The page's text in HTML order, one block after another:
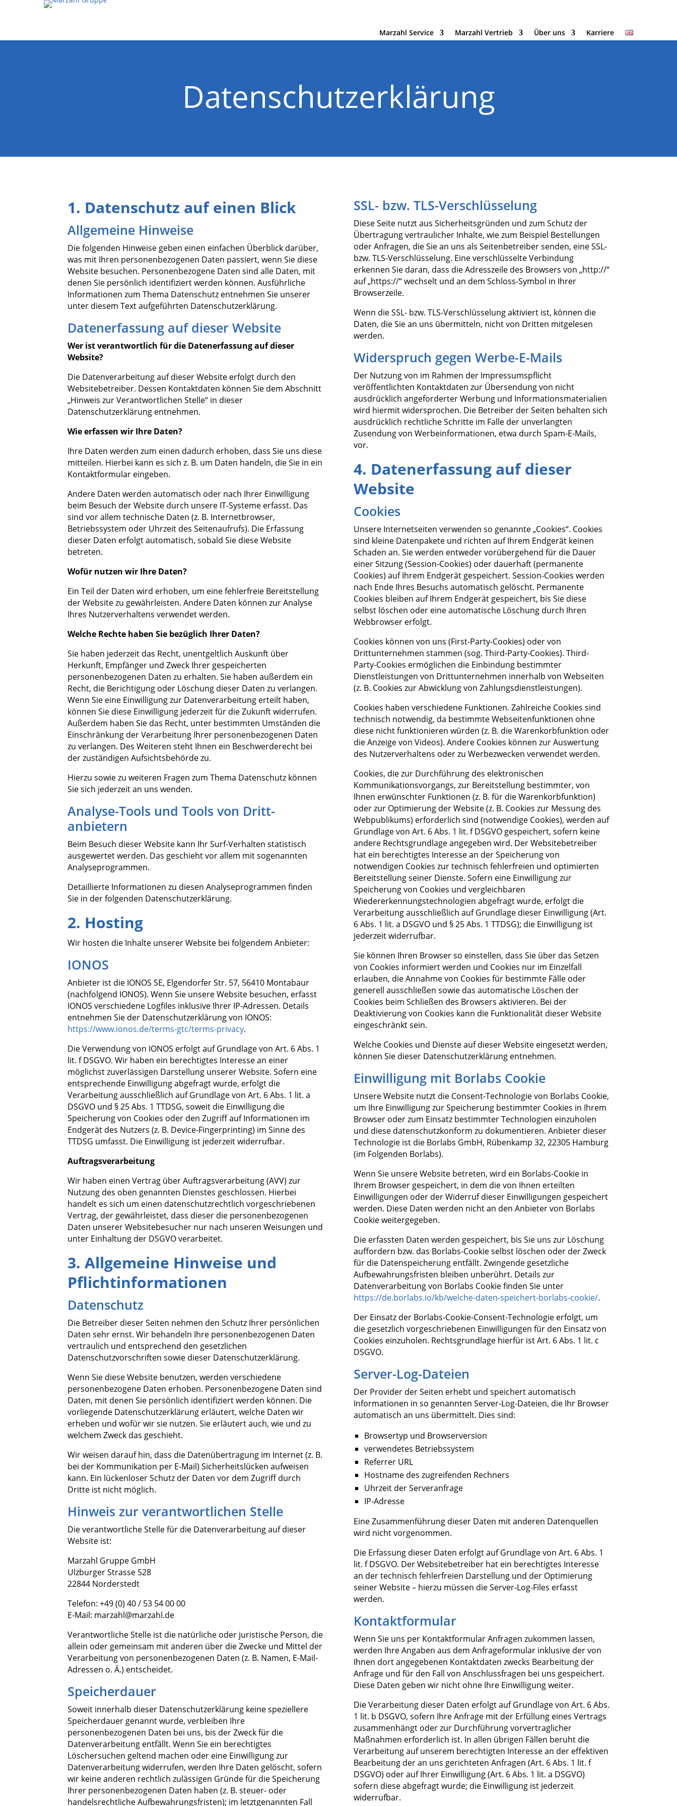
Marzahl Service Marzahl Vertrieb Über uns Karriere
Datenschutzerklärung
1. Datenschutz auf einen Blick
Allgemeine Hinweise
Die folgenden Hinweise geben einen einfachen Überblick darüber,
was mit Ihren personenbezogenen Daten passiert, wenn Sie diese
Website besuchen. Personenbezogene Daten sind alle Daten, mit
denen Sie persönlich identifiziert werden können. Ausführliche
Informationen zum Thema Datenschutz entnehmen Sie unserer
unter diesem Text aufgeführten Datenschutzerklärung.
Datenerfassung auf dieser Website
Wer ist verantwortlich für die Datenerfassung auf dieser
Website?
Die Datenverarbeitung auf dieser Website erfolgt durch den
Websitebetreiber. Dessen Kontaktdaten können Sie dem Abschnitt
„Hinweis zur Verantwortlichen Stelle“ in dieser
Datenschutzerklärung entnehmen.
Wie erfassen wir Ihre Daten?
Ihre Daten werden zum einen dadurch erhoben, dass Sie uns diese
mitteilen. Hierbei kann es sich z. B. um Daten handeln, die Sie in ein
Kontaktformular eingeben.
Andere Daten werden automatisch oder nach Ihrer Einwilligung
beim Besuch der Website durch unsere IT-Systeme erfasst. Das
sind vor allem technische Daten (z. B. Internetbrowser,
Betriebssystem oder Uhrzeit des Seitenaufrufs). Die Erfassung
dieser Daten erfolgt automatisch, sobald Sie diese Website
betreten.
Wofür nutzen wir Ihre Daten?
Ein Teil der Daten wird erhoben, um eine fehlerfreie Bereitstellung
der Website zu gewährleisten. Andere Daten können zur Analyse
Ihres Nutzerverhaltens verwendet werden.
Welche Rechte haben Sie bezüglich Ihrer Daten?
Sie haben jederzeit das Recht, unentgeltlich Auskunft über
Herkunft, Empfänger und Zweck Ihrer gespeicherten
personenbezogenen Daten zu erhalten. Sie haben außerdem ein
Recht, die Berichtigung oder Löschung dieser Daten zu verlangen.
Wenn Sie eine Einwilligung zur Datenverarbeitung erteilt haben,
können Sie diese Einwilligung jederzeit für die Zukunft widerrufen.
Außerdem haben Sie das Recht, unter bestimmten Umständen die
Einschränkung der Verarbeitung Ihrer personenbezogenen Daten
zu verlangen. Des Weiteren steht Ihnen ein Beschwerderecht bei
der zuständigen Aufsichtsbehörde zu.
Hierzu sowie zu weiteren Fragen zum Thema Datenschutz können
Sie sich jederzeit an uns wenden.
Analyse-Tools und Tools von Dritt­
anbietern
Beim Besuch dieser Website kann Ihr Surf-Verhalten statistisch
ausgewertet werden. Das geschieht vor allem mit sogenannten
Analyseprogrammen.
Detaillierte Informationen zu diesen Analyseprogrammen finden
Sie in der folgenden Datenschutzerklärung.
2. Hosting
Wir hosten die Inhalte unserer Website bei folgendem Anbieter:
IONOS
Anbieter ist die IONOS SE, Elgendorfer Str. 57, 56410 Montabaur
(nachfolgend IONOS). Wenn Sie unsere Website besuchen, erfasst
IONOS verschiedene Logfiles inklusive Ihrer IP-Adressen. Details
entnehmen Sie der Datenschutzerklärung von IONOS:
https://www.ionos.de/terms-gtc/terms-privacy.
Die Verwendung von IONOS erfolgt auf Grundlage von Art. 6 Abs. 1
lit. f DSGVO. Wir haben ein berechtigtes Interesse an einer
möglichst zuverlässigen Darstellung unserer Website. Sofern eine
entsprechende Einwilligung abgefragt wurde, erfolgt die
Verarbeitung ausschließlich auf Grundlage von Art. 6 Abs. 1 lit. a
DSGVO und § 25 Abs. 1 TTDSG, soweit die Einwilligung die
Speicherung von Cookies oder den Zugriff auf Informationen im
Endgerät des Nutzers (z. B. Device-Fingerprinting) im Sinne des
TTDSG umfasst. Die Einwilligung ist jederzeit widerrufbar.
Auftragsverarbeitung
Wir haben einen Vertrag über Auftragsverarbeitung (AVV) zur
Nutzung des oben genannten Dienstes geschlossen. Hierbei
handelt es sich um einen datenschutzrechtlich vorgeschriebenen
Vertrag, der gewährleistet, dass dieser die personenbezogenen
Daten unserer Websitebesucher nur nach unseren Weisungen und
unter Einhaltung der DSGVO verarbeitet.
3. Allgemeine Hinweise und
Pflicht­informationen
Datenschutz
Die Betreiber dieser Seiten nehmen den Schutz Ihrer persönlichen
Daten sehr ernst. Wir behandeln Ihre personenbezogenen Daten
vertraulich und entsprechend den gesetzlichen
Datenschutzvorschriften sowie dieser Datenschutzerklärung.
Wenn Sie diese Website benutzen, werden verschiedene
personenbezogene Daten erhoben. Personenbezogene Daten sind
Daten, mit denen Sie persönlich identifiziert werden können. Die
vorliegende Datenschutzerklärung erläutert, welche Daten wir
erheben und wofür wir sie nutzen. Sie erläutert auch, wie und zu
welchem Zweck das geschieht.
Wir weisen darauf hin, dass die Datenübertragung im Internet (z. B.
bei der Kommunikation per E-Mail) Sicherheitslücken aufweisen
kann. Ein lückenloser Schutz der Daten vor dem Zugriff durch
Dritte ist nicht möglich.
Hinweis zur verantwortlichen Stelle
Die verantwortliche Stelle für die Datenverarbeitung auf dieser
Website ist:
Marzahl Gruppe GmbH
Ulzburger Strasse 528
22844 Norderstedt
Telefon: +49 (0) 40 / 53 54 00 00
E-Mail: marzahl@marzahl.de
Verantwortliche Stelle ist die natürliche oder juristische Person, die
allein oder gemeinsam mit anderen über die Zwecke und Mittel der
Verarbeitung von personenbezogenen Daten (z. B. Namen, E-Mail-
Adressen o. Ä.) entscheidet.
Speicherdauer
Soweit innerhalb dieser Datenschutzerklärung keine speziellere
Speicherdauer genannt wurde, verbleiben Ihre
personenbezogenen Daten bei uns, bis der Zweck für die
Datenverarbeitung entfällt. Wenn Sie ein berechtigtes
Löschersuchen geltend machen oder eine Einwilligung zur
Datenverarbeitung widerrufen, werden Ihre Daten gelöscht, sofern
wir keine anderen rechtlich zulässigen Gründe für die Speicherung
Ihrer personenbezogenen Daten haben (z. B. steuer- oder
handelsrechtliche Aufbewahrungsfristen); im letztgenannten Fall
SSL- bzw. TLS-Verschlüsselung
Diese Seite nutzt aus Sicherheitsgründen und zum Schutz der
Übertragung vertraulicher Inhalte, wie zum Beispiel Bestellungen
oder Anfragen, die Sie an uns als Seitenbetreiber senden, eine SSL-
bzw. TLS-Verschlüsselung. Eine verschlüsselte Verbindung
erkennen Sie daran, dass die Adresszeile des Browsers von „http://“
auf „https://“ wechselt und an dem Schloss-Symbol in Ihrer
Browserzeile.
Wenn die SSL- bzw. TLS-Verschlüsselung aktiviert ist, können die
Daten, die Sie an uns übermitteln, nicht von Dritten mitgelesen
werden.
Widerspruch gegen Werbe-E-Mails
Der Nutzung von im Rahmen der Impressumspflicht
veröffentlichten Kontaktdaten zur Übersendung von nicht
ausdrücklich angeforderter Werbung und Informationsmaterialien
wird hiermit widersprochen. Die Betreiber der Seiten behalten sich
ausdrücklich rechtliche Schritte im Falle der unverlangten
Zusendung von Werbeinformationen, etwa durch Spam-E-Mails,
vor.
4. Datenerfassung auf dieser
Website
Cookies
Unsere Internetseiten verwenden so genannte „Cookies“. Cookies
sind kleine Datenpakete und richten auf Ihrem Endgerät keinen
Schaden an. Sie werden entweder vorübergehend für die Dauer
einer Sitzung (Session-Cookies) oder dauerhaft (permanente
Cookies) auf Ihrem Endgerät gespeichert. Session-Cookies werden
nach Ende Ihres Besuchs automatisch gelöscht. Permanente
Cookies bleiben auf Ihrem Endgerät gespeichert, bis Sie diese
selbst löschen oder eine automatische Löschung durch Ihren
Webbrowser erfolgt.
Cookies können von uns (First-Party-Cookies) oder von
Drittunternehmen stammen (sog. Third-Party-Cookies). Third-
Party-Cookies ermöglichen die Einbindung bestimmter
Dienstleistungen von Drittunternehmen innerhalb von Webseiten
(z. B. Cookies zur Abwicklung von Zahlungsdienstleistungen).
Cookies haben verschiedene Funktionen. Zahlreiche Cookies sind
technisch notwendig, da bestimmte Webseitenfunktionen ohne
diese nicht funktionieren würden (z. B. die Warenkorbfunktion oder
die Anzeige von Videos). Andere Cookies können zur Auswertung
des Nutzerverhaltens oder zu Werbezwecken verwendet werden.
Cookies, die zur Durchführung des elektronischen
Kommunikationsvorgangs, zur Bereitstellung bestimmter, von
Ihnen erwünschter Funktionen (z. B. für die Warenkorbfunktion)
oder zur Optimierung der Website (z. B. Cookies zur Messung des
Webpublikums) erforderlich sind (notwendige Cookies), werden auf
Grundlage von Art. 6 Abs. 1 lit. f DSGVO gespeichert, sofern keine
andere Rechtsgrundlage angegeben wird. Der Websitebetreiber
hat ein berechtigtes Interesse an der Speicherung von
notwendigen Cookies zur technisch fehlerfreien und optimierten
Bereitstellung seiner Dienste. Sofern eine Einwilligung zur
Speicherung von Cookies und vergleichbaren
Wiedererkennungstechnologien abgefragt wurde, erfolgt die
Verarbeitung ausschließlich auf Grundlage dieser Einwilligung (Art.
6 Abs. 1 lit. a DSGVO und § 25 Abs. 1 TTDSG); die Einwilligung ist
jederzeit widerrufbar.
Sie können Ihren Browser so einstellen, dass Sie über das Setzen
von Cookies informiert werden und Cookies nur im Einzelfall
erlauben, die Annahme von Cookies für bestimmte Fälle oder
generell ausschließen sowie das automatische Löschen der
Cookies beim Schließen des Browsers aktivieren. Bei der
Deaktivierung von Cookies kann die Funktionalität dieser Website
eingeschränkt sein.
Welche Cookies und Dienste auf dieser Website eingesetzt werden,
können Sie dieser Datenschutzerklärung entnehmen.
Einwilligung mit Borlabs Cookie
Unsere Website nutzt die Consent-Technologie von Borlabs Cookie,
um Ihre Einwilligung zur Speicherung bestimmter Cookies in Ihrem
Browser oder zum Einsatz bestimmter Technologien einzuholen
und diese datenschutzkonform zu dokumentieren. Anbieter dieser
Technologie ist die Borlabs GmbH, Rübenkamp 32, 22305 Hamburg
(im Folgenden Borlabs).
Wenn Sie unsere Website betreten, wird ein Borlabs-Cookie in
Ihrem Browser gespeichert, in dem die von Ihnen erteilten
Einwilligungen oder der Widerruf dieser Einwilligungen gespeichert
werden. Diese Daten werden nicht an den Anbieter von Borlabs
Cookie weitergegeben.
Die erfassten Daten werden gespeichert, bis Sie uns zur Löschung
auffordern bzw. das Borlabs-Cookie selbst löschen oder der Zweck
für die Datenspeicherung entfällt. Zwingende gesetzliche
Aufbewahrungsfristen bleiben unberührt. Details zur
Datenverarbeitung von Borlabs Cookie finden Sie unter
https://de.borlabs.io/kb/welche-daten-speichert-borlabs-cookie/.
Der Einsatz der Borlabs-Cookie-Consent-Technologie erfolgt, um
die gesetzlich vorgeschriebenen Einwilligungen für den Einsatz von
Cookies einzuholen. Rechtsgrundlage hierfür ist Art. 6 Abs. 1 lit. c
DSGVO.
Server-Log-Dateien
Der Provider der Seiten erhebt und speichert automatisch
Informationen in so genannten Server-Log-Dateien, die Ihr Browser
automatisch an uns übermittelt. Dies sind:
Browsertyp und Browserversion
verwendetes Betriebssystem
Referrer URL
Hostname des zugreifenden Rechners
Uhrzeit der Serveranfrage
IP-Adresse
Eine Zusammenführung dieser Daten mit anderen Datenquellen
wird nicht vorgenommen.
Die Erfassung dieser Daten erfolgt auf Grundlage von Art. 6 Abs. 1
lit. f DSGVO. Der Websitebetreiber hat ein berechtigtes Interesse
an der technisch fehlerfreien Darstellung und der Optimierung
seiner Website – hierzu müssen die Server-Log-Files erfasst
werden.
Kontaktformular
Wenn Sie uns per Kontaktformular Anfragen zukommen lassen,
werden Ihre Angaben aus dem Anfrageformular inklusive der von
Ihnen dort angegebenen Kontaktdaten zwecks Bearbeitung der
Anfrage und für den Fall von Anschlussfragen bei uns gespeichert.
Diese Daten geben wir nicht ohne Ihre Einwilligung weiter.
Die Verarbeitung dieser Daten erfolgt auf Grundlage von Art. 6 Abs.
1 lit. b DSGVO, sofern Ihre Anfrage mit der Erfüllung eines Vertrags
zusammenhängt oder zur Durchführung vorvertraglicher
Maßnahmen erforderlich ist. In allen übrigen Fällen beruht die
Verarbeitung auf unserem berechtigten Interesse an der effektiven
Bearbeitung der an uns gerichteten Anfragen (Art. 6 Abs. 1 lit. f
DSGVO) oder auf Ihrer Einwilligung (Art. 6 Abs. 1 lit. a DSGVO)
sofern diese abgefragt wurde; die Einwilligung ist jederzeit
widerrufbar.